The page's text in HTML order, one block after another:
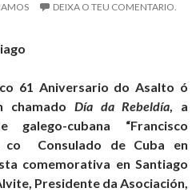
DEIXA O TEU COMENTARIO.
61 Aniversario do Asalto ó
chamado Día da Rebeldía, a
galego-cubana “Francisco
co Consulado de Cuba en
comemorativa en Santiago
Presidente da Asociación,